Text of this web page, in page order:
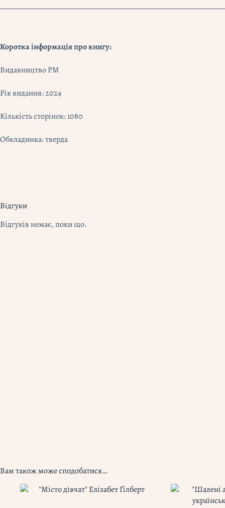
Коротка інформація про книгу:
Видавництво РМ
Рік видання: 2024
Кількість сторінок: 1080
Обкладинка: тверда
Відгуки
Відгуків немає, поки що.
Вам також може сподобатися…